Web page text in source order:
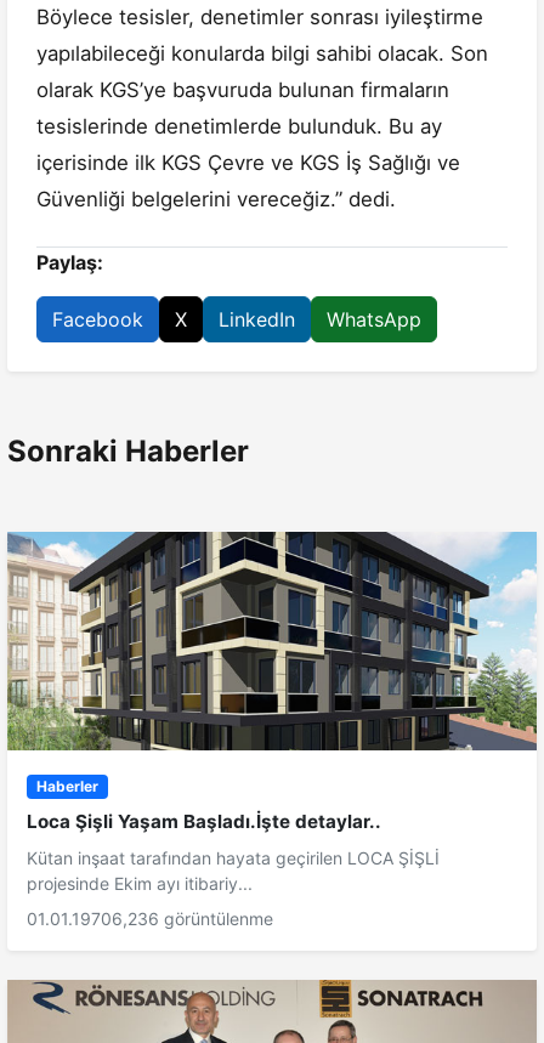
Böylece tesisler, denetimler sonrası iyileştirme
yapılabileceği konularda bilgi sahibi olacak. Son
olarak KGS’ye başvuruda bulunan firmaların
tesislerinde denetimlerde bulunduk. Bu ay
içerisinde ilk KGS Çevre ve KGS İş Sağlığı ve
Güvenliği belgelerini vereceğiz.” dedi.
Paylaş:
Facebook X LinkedIn WhatsApp
Sonraki Haberler
Haberler
Loca Şişli Yaşam Başladı.İşte detaylar..
Kütan inşaat tarafından hayata geçirilen LOCA ŞİŞLİ
projesinde Ekim ayı itibariy...
01.01.19706,236 görüntülenme